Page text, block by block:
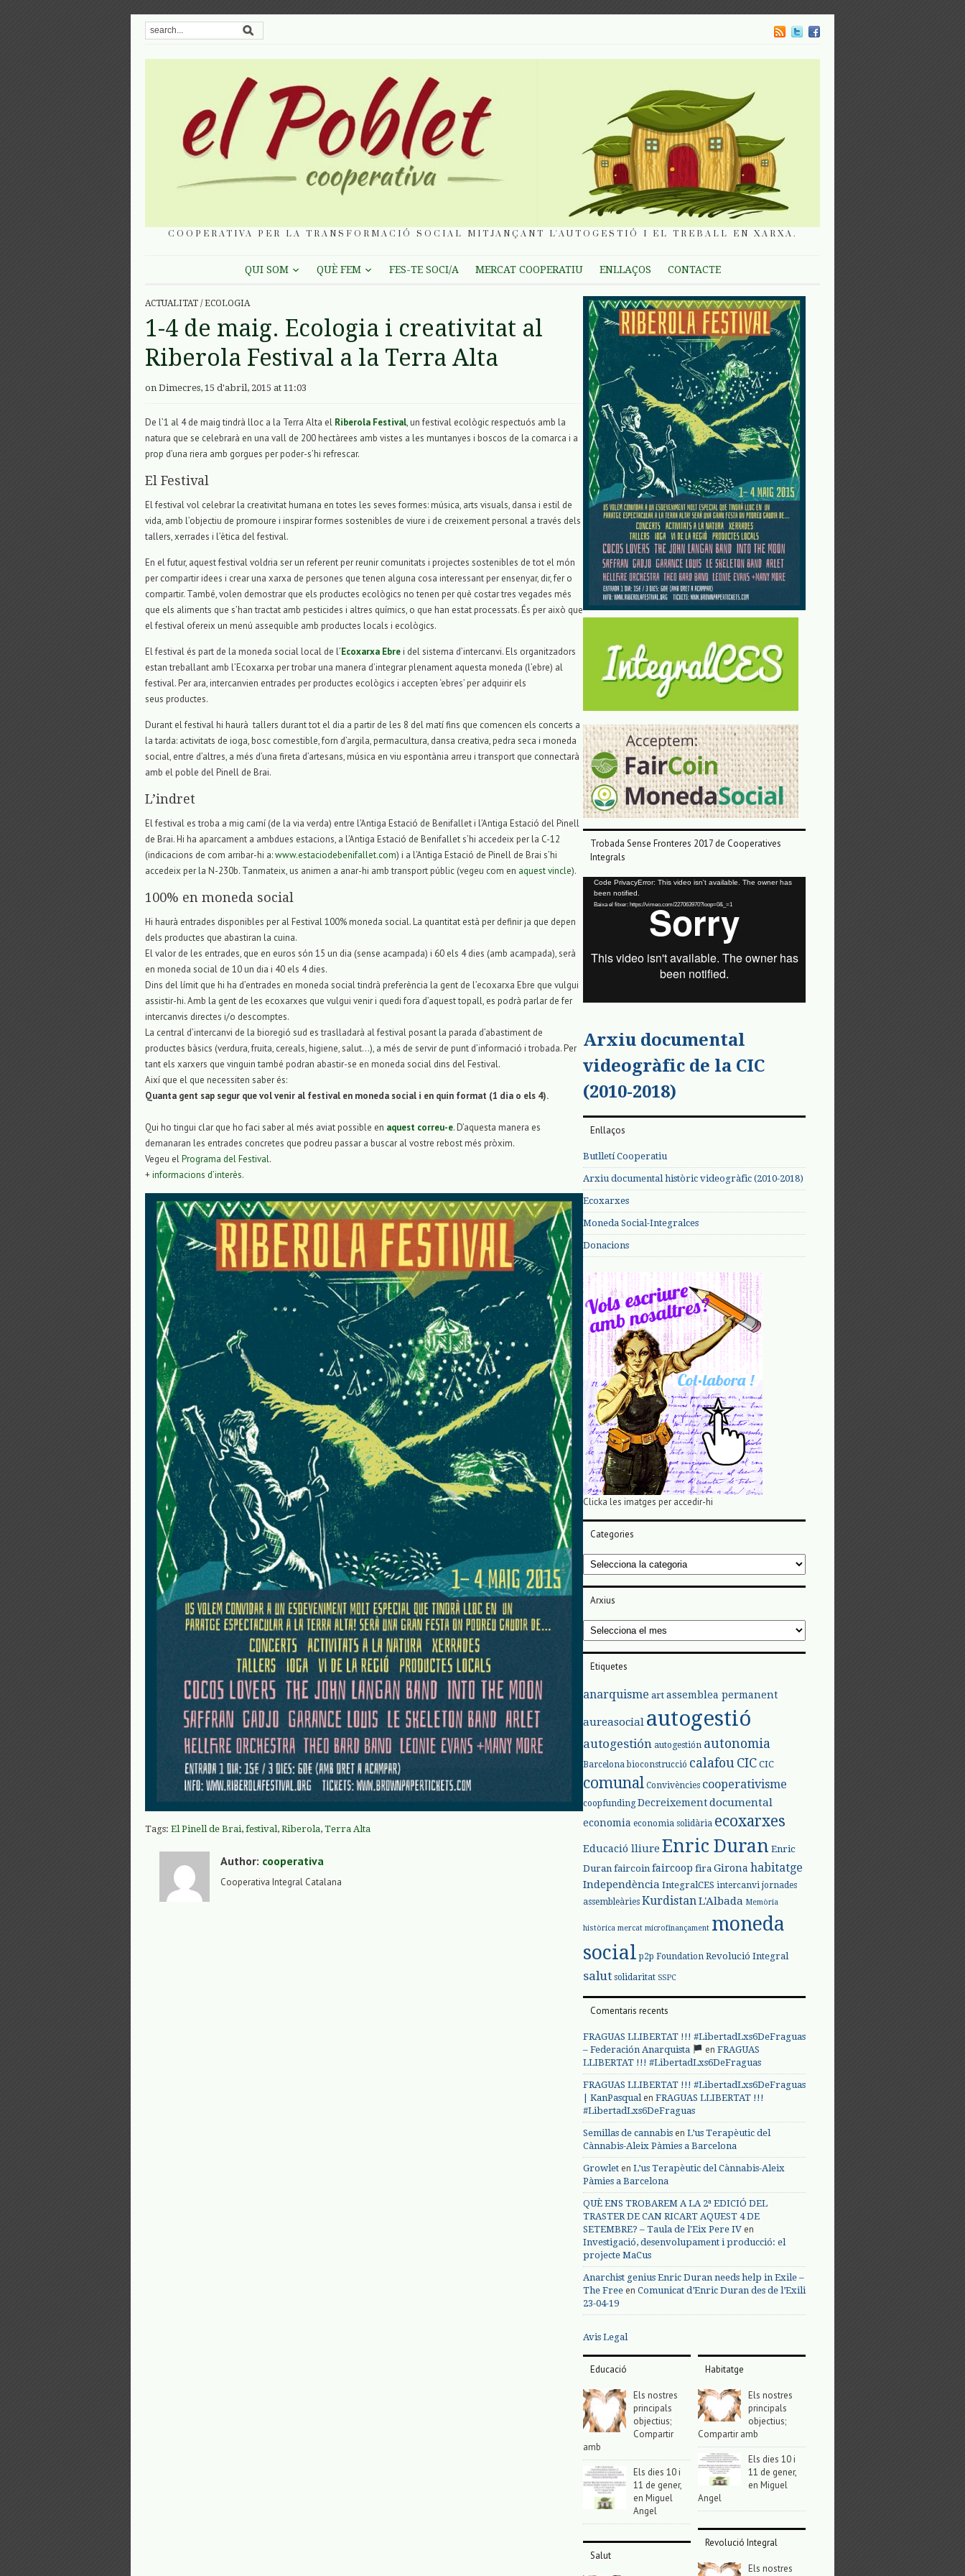
COOPERATIVA PER LA TRANSFORMACIÓ SOCIAL MITJANÇANT L'AUTOGESTIÓ I EL TREBALL EN XARXA.
QUI SOM QUÈ FEM FES-TE SOCI/A MERCAT COOPERATIU ENLLAÇOS CONTACTE
ACTUALITAT / ECOLOGIA
1-4 de maig. Ecologia i creativitat al
Riberola Festival a la Terra Alta
on Dimecres, 15 d'abril, 2015 at 11:03
De l’1 al 4 de maig tindrà lloc a la Terra Alta el Riberola Festival, un festival ecològic respectuós amb la
natura que se celebrarà en una vall de 200 hectàrees amb vistes a les muntanyes i boscos de la comarca i a
prop d’una riera amb gorgues per poder-s’hi refrescar.
El Festival
El festival vol celebrar la creativitat humana en totes les seves formes: música, arts visuals, dansa i estil de
vida, amb l’objectiu de promoure i inspirar formes sostenibles de viure i de creixement personal a través dels
tallers, xerrades i l’ètica del festival.
En el futur, aquest festival voldria ser un referent per reunir comunitats i projectes sostenibles de tot el món
per compartir idees i crear una xarxa de persones que tenen alguna cosa interessant per ensenyar, dir, fer o
compartir. També, volen demostrar que els productes ecològics no tenen per què costar tres vegades més
que els aliments que s’han tractat amb pesticides i altres químics, o que han estat processats. És per això que
el festival ofereix un menú assequible amb productes locals i ecològics.
El festival és part de la moneda social local de l’Ecoxarxa Ebrei del sistema d’intercanvi. Els organitzadors
estan treballant amb l’Ecoxarxa per trobar una manera d’integrar plenament aquesta moneda (l’ebre) al
festival. Per ara, intercanvien entrades per productes ecològics i accepten ‘ebres’ per adquirir els
seus productes.
Durant el festival hi haurà tallers durant tot el dia a partir de les 8 del matí fins que comencen els concerts a
la tarda: activitats de ioga, bosc comestible, forn d’argila, permacultura, dansa creativa, pedra seca i moneda
social, entre d’altres, a més d’una fireta d’artesans, música en viu espontània arreu i transport que connectarà
amb el poble del Pinell de Brai.
L’indret
El festival es troba a mig camí (de la via verda) entre l’Antiga Estació de Benifallet i l’Antiga Estació del Pinell
de Brai. Hi ha aparcament a ambdues estacions, a l’Antiga Estació de Benifallet s’hi accedeix per la C-12
(indicacions de com arribar-hi a:www.estaciodebenifallet.com) i a l’Antiga Estació de Pinell de Brai s’hi
accedeix per la N-230b. Tanmateix, us animen a anar-hi amb transport públic (vegeu com en aquest vincle).
100% en moneda social
Hi haurà entrades disponibles per al Festival 100% moneda social. La quantitat està per definir ja que depen
dels productes que abastiran la cuina.
El valor de les entrades, que en euros són 15 un dia (sense acampada) i 60 els 4 dies (amb acampada), serà
en moneda social de 10 un dia i 40 els 4 dies.
Dins del límit que hi ha d’entrades en moneda social tindrà preferència la gent de l’ecoxarxa Ebre que vulgui
assistir-hi. Amb la gent de les ecoxarxes que vulgui venir i quedi fora d’aquest topall, es podrà parlar de fer
intercanvis directes i/o descomptes.
La central d’intercanvi de la bioregió sud es traslladarà al festival posant la parada d’abastiment de
productes bàsics (verdura, fruita, cereals, higiene, salut…), a més de servir de punt d’informació i trobada. Per
tant els xarxers que vinguin també podran abastir-se en moneda social dins del Festival.
Així que el que necessiten saber és:
Quanta gent sap segur que vol venir al festival en moneda social i en quin format (1 dia o els 4).
Qui ho tingui clar que ho faci saber al més aviat possible en aquest correu-e. D’aquesta manera es
demanaran les entrades concretes que podreu passar a buscar al vostre rebost més pròxim.
Vegeu elPrograma del Festival.
+informacions d’interès.
Tags: El Pinell de Brai, festival, Riberola, Terra Alta
Author: cooperativa
Cooperativa Integral Catalana
Trobada Sense Fronteres 2017 de Cooperatives
Integrals
Reproductor
vídeo
Code PrivacyError: This video isn't available. The owner has
been notified.
Baixa el fitxer: https://vimeo.com/227063970?loop=0&_=1
Arxiu documental
videogràfic de la CIC
(2010-2018)
Enllaços
Butlletí Cooperatiu
Arxiu documental històric videogràfic (2010-2018)
Ecoxarxes
Moneda Social-Integralces
Donacions
Clicka les imatges per accedir-hi
Categories
Categories
Arxius
Arxius
Etiquetes
anarquisme art assemblea permanent
aureasocial autogestió
autogestión autogestión autonomia
Barcelona bioconstrucció calafou CIC CIC
comunal Convivències cooperativisme
coopfunding Decreixementdocumental
economia economia solidària ecoxarxes
Educació lliure Enric Duran Enric
Duran faircoin faircoop fira Girona habitatge
Independència IntegralCES intercanvi jornades
assembleàries Kurdistan L'Albada Memòria
històrica mercat microfinançament moneda
social p2p Foundation Revolució Integral
salut solidaritat SSPC
Comentaris recents
FRAGUAS LLIBERTAT !!! #LibertadLxs6DeFraguas
– Federación Anarquista
en FRAGUAS
LLIBERTAT !!! #LibertadLxs6DeFraguas
FRAGUAS LLIBERTAT !!! #LibertadLxs6DeFraguas
| KanPasqualen FRAGUAS LLIBERTAT !!!
#LibertadLxs6DeFraguas
Semillas de cannabis en L’us Terapèutic del
Cànnabis-Aleix Pàmies a Barcelona
Growlet en L’us Terapèutic del Cànnabis-Aleix
Pàmies a Barcelona
QUÈ ENS TROBAREM A LA 2ª EDICIÓ DEL
TRASTER DE CAN RICART AQUEST 4 DE
SETEMBRE? – Taula de l'Eix Pere IV en
Investigació, desenvolupament i producció: el
projecte MaCus
Anarchist genius Enric Duran needs help in Exile –
The Free en Comunicat d’Enric Duran des de l’Exili
23-04-19
Avis Legal
Educació
Els nostres
principals
objectius;
Compartir
amb
Els dies 10 i
11 de gener,
en Miguel
Angel
Salut
Habitatge
Els nostres
principals
objectius;
Compartir amb
Els dies 10 i
11 de gener,
en Miguel
Angel
Revolució Integral
Els nostres